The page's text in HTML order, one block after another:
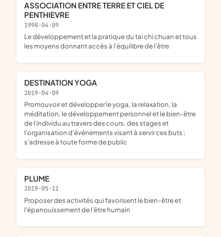
ASSOCIATION ENTRE TERRE ET CIEL DE
PENTHIEVRE
1998-04-09
le développement et la pratique du tai chi chuan et tous
les moyens donnant accès à l'équilibre de l'être
DESTINATION YOGA
2019-04-09
promouvoir et développer le yoga, la relaxation, la
méditation, le développement personnel et le bien-être
de l'individu au travers des cours, des stages et
l'organisation d'événements visant à servir ces buts ;
s'adresse à toute forme de public
PLUME
2019-05-11
proposer des activités qui favorisent le bien-être et
l'épanouissement de l'être humain